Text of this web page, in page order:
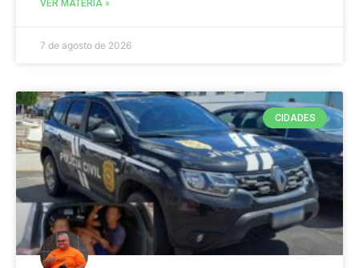
VER MATÉRIA »
7 de agosto de 2026
CIDADES